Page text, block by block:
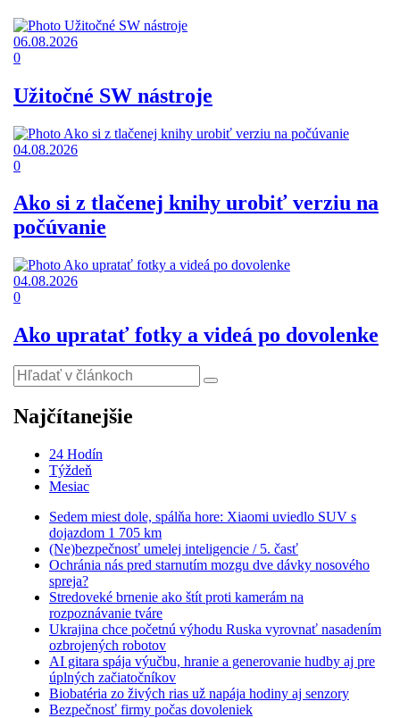
06.08.2026
0
Užitočné SW nástroje
04.08.2026
0
Ako si z tlačenej knihy urobiť verziu na
počúvanie
04.08.2026
0
Ako upratať fotky a videá po dovolenke
Najčítanejšie
24 Hodín
Týždeň
Mesiac
Sedem miest dole, spálňa hore: Xiaomi uviedlo SUV s
dojazdom 1 705 km
(Ne)bezpečnosť umelej inteligencie / 5. časť
Ochránia nás pred starnutím mozgu dve dávky nosového
spreja?
Stredoveké brnenie ako štít proti kamerám na
rozpoznávanie tváre
Ukrajina chce početnú výhodu Ruska vyrovnať nasadením
ozbrojených robotov
AI gitara spája výučbu, hranie a generovanie hudby aj pre
úplných začiatočníkov
Biobatéria zo živých rias už napája hodiny aj senzory
Bezpečnosť firmy počas dovoleniek